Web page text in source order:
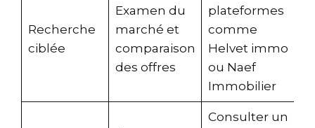
Recherche
ciblée
Examen du
marché et
comparaison
des offres
plateformes
comme
Helvet immo
ou Naef
Immobilier
Consulter un